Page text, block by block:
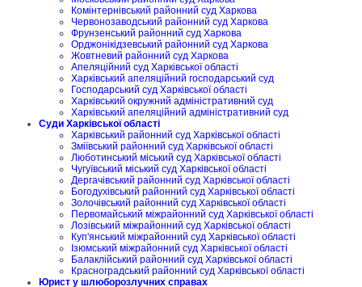
Комінтернівський районний суд Харкова
Червонозаводський районний суд Харкова
Фрунзенський районний суд Харкова
Орджонікідзевський районний суд Харкова
Жовтневий районний суд Харкова
Апеляційний суд Харківської області
Харківський апеляційний господарський суд
Господарський суд Харківської області
Харківський окружний адміністративний суд
Харківський апеляційний адміністративний суд
Суди Харківської області
Харківський районний суд Харківської області
Зміївський районний суд Харківської області
Люботинський міський суд Харківської області
Чугуївський міський суд Харківської області
Дергачівський районний суд Харківської області
Богодухівський районний суд Харківської області
Золочівський районний суд Харківської області
Первомайський міжрайонний суд Харківської області
Лозівський міжрайонний суд Харківської області
Куп'янський міжрайонний суд Харківської області
Ізюмський міжрайонний суд Харківської області
Балаклійський районний суд Харківської області
Красноградський районний суд Харківської області
Юрист у шлюборозлучних справах